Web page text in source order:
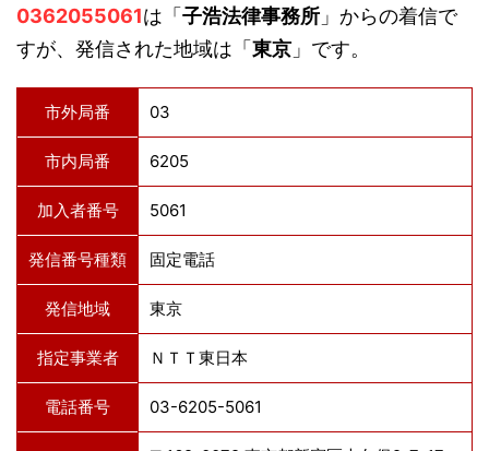
0362055061は「 子浩法律事務所 」からの着信で
すが、発信された地域は「 東京 」です。
市外局番 03
市内局番 6205
加入者番号 5061
発信番号種類 固定電話
発信地域 東京
指定事業者 ＮＴＴ東日本
電話番号 03-6205-5061